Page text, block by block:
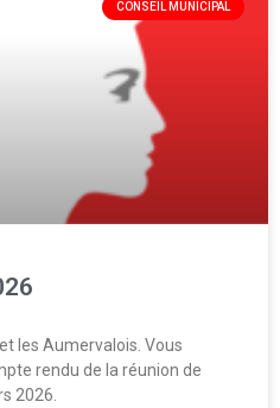
CONSEIL MUNICIPAL
les Aumervalois. Vous
rendu de la réunion de
2026.